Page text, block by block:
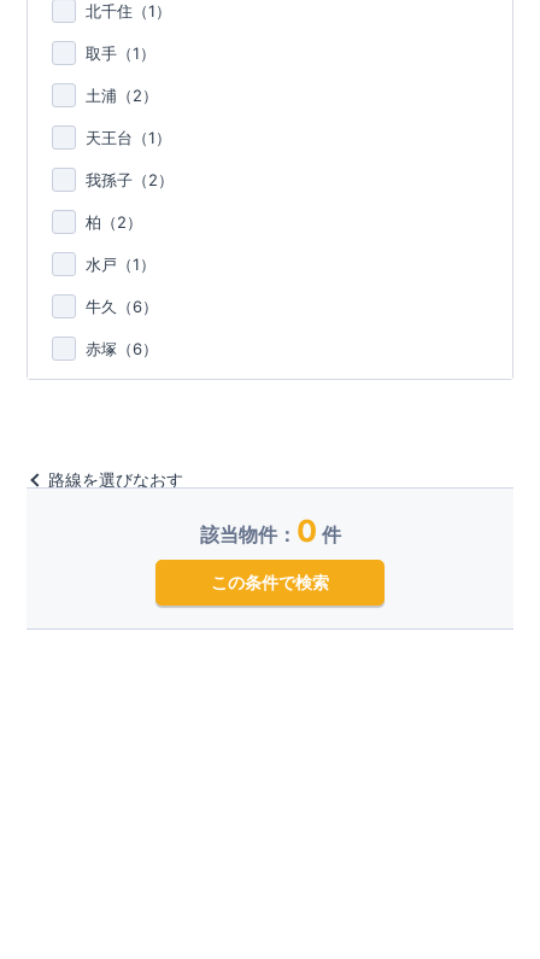
北千住（1）
取手（1）
土浦（2）
天王台（1）
我孫子（2）
柏（2）
水戸（1）
牛久（6）
赤塚（6）
路線を選びなおす
該当物件： 0 件
この条件で検索